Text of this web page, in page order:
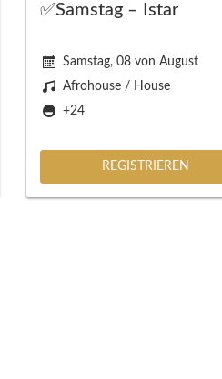
✅Samstag – Istar
Samstag, 08 von August
Afrohouse / House
+24
REGISTRIEREN